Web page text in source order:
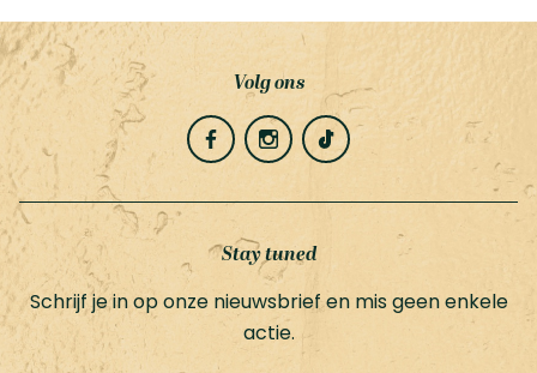
Volg ons
Stay tuned
Schrijf je in op onze nieuwsbrief en mis geen enkele
actie.